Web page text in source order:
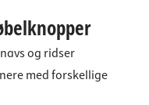
og ridser
med forskellige